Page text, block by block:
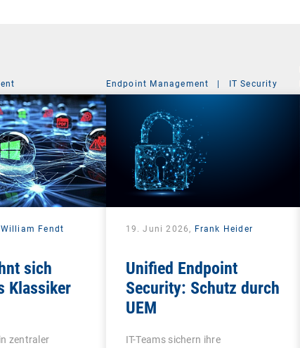
William Fendt
sich
Klassiker
zentraler
Endpoint Management | IT Security
19. Juni 2026, Frank Heider
Unified Endpoint
Security: Schutz durch
UEM
IT-Teams sichern ihre